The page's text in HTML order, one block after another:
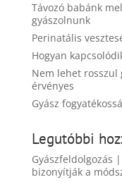
Távozó babánk
gyászolnunk
Perinatális
Hogyan
Nem lehet rosszul
érvényes
Gyász
Legutóbbi
Gyászfeldolgozás
bizonyítják a